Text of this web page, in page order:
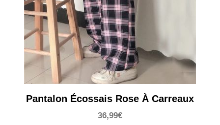
Pantalon Écossais Rose À Carreaux
36,99€